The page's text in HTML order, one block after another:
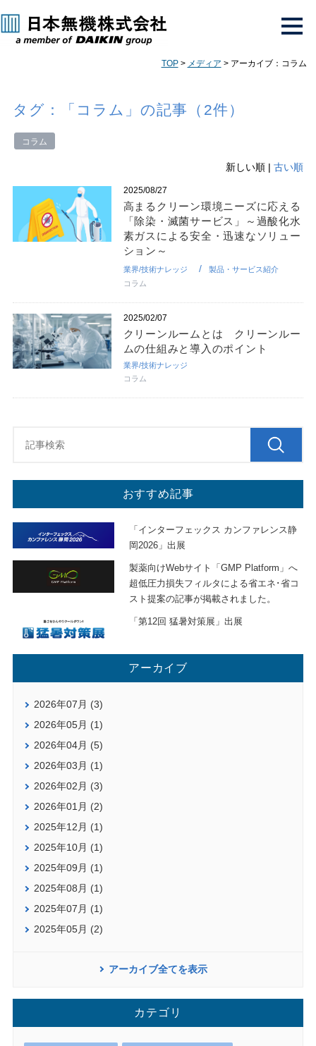
TOP> メディア > アーカイブ：コラム
タグ：「コラム」の記事（2件）
コラム
新しい順 |古い順
2025/08/27
高まるクリーン環境ニーズに応える
「除染・滅菌サービス」～過酸化水
素ガスによる安全・迅速なソリュー
ション～
業界/技術ナレッジ
製品・サービス紹介
コラム
2025/02/07
クリーンルームとは クリーンルー
ムの仕組みと導入のポイント
業界/技術ナレッジ
コラム
おすすめ記事
「インターフェックス カンファレンス静
岡2026」出展
製薬向けWebサイト「GMP Platform」へ
超低圧力損失フィルタによる省エネ･省コ
スト提案の記事が掲載されました。
「第12回 猛暑対策展」出展
アーカイブ
2026年07月 (3)
2026年05月 (1)
2026年04月 (5)
2026年03月 (1)
2026年02月 (3)
2026年01月 (2)
2025年12月 (1)
2025年10月 (1)
2025年09月 (1)
2025年08月 (1)
2025年07月 (1)
2025年05月 (2)
アーカイブ全てを表示
カテゴリ